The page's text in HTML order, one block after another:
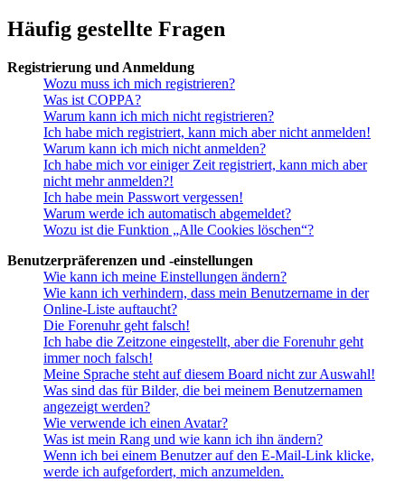
Häufig gestellte Fragen
Registrierung und Anmeldung
Wozu muss ich mich registrieren?
Was ist COPPA?
Warum kann ich mich nicht registrieren?
Ich habe mich registriert, kann mich aber nicht anmelden!
Warum kann ich mich nicht anmelden?
Ich habe mich vor einiger Zeit registriert, kann mich aber
nicht mehr anmelden?!
Ich habe mein Passwort vergessen!
Warum werde ich automatisch abgemeldet?
Wozu ist die Funktion „Alle Cookies löschen“?
Benutzerpräferenzen und -einstellungen
Wie kann ich meine Einstellungen ändern?
Wie kann ich verhindern, dass mein Benutzername in der
Online-Liste auftaucht?
Die Forenuhr geht falsch!
Ich habe die Zeitzone eingestellt, aber die Forenuhr geht
immer noch falsch!
Meine Sprache steht auf diesem Board nicht zur Auswahl!
Was sind das für Bilder, die bei meinem Benutzernamen
angezeigt werden?
Wie verwende ich einen Avatar?
Was ist mein Rang und wie kann ich ihn ändern?
Wenn ich bei einem Benutzer auf den E-Mail-Link klicke,
werde ich aufgefordert, mich anzumelden.